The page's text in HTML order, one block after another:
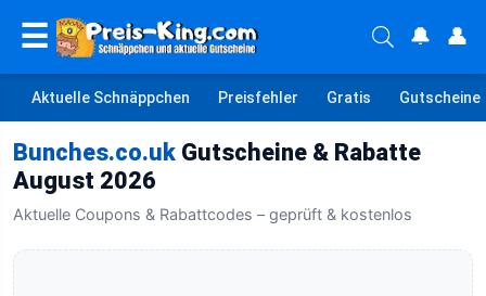
☰ 🔔 👤
Aktuelle Schnäppchen Preisfehler Gratis Gutscheine
Bunches.co.uk Gutscheine & Rabatte
August 2026
Aktuelle Coupons & Rabattcodes – geprüft & kostenlos